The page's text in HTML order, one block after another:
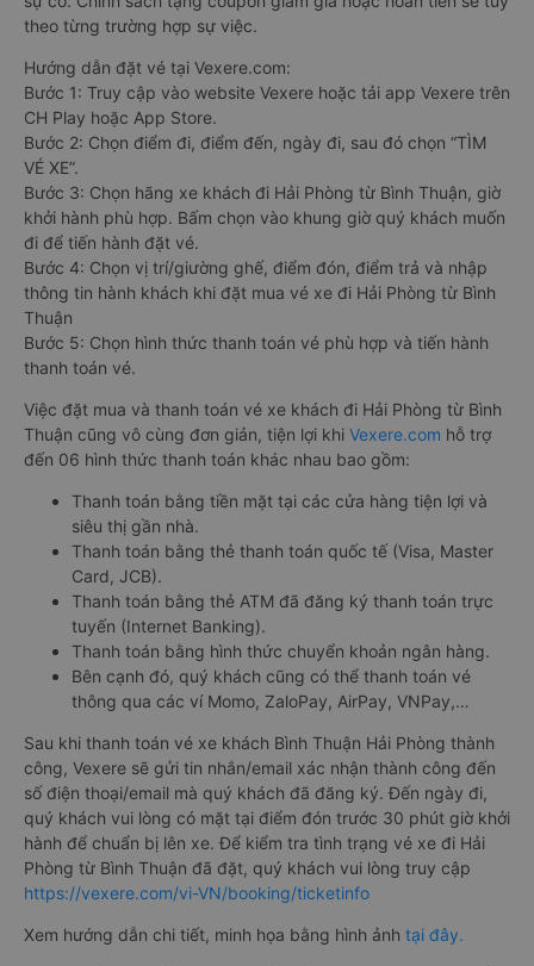
theo từng trường hợp sự việc.
Hướng dẫn đặt vé tại Vexere.com:
Bước 1: Truy cập vào website Vexere hoặc tải app Vexere trên
CH Play hoặc App Store.
Bước 2: Chọn điểm đi, điểm đến, ngày đi, sau đó chọn “TÌM
VÉ XE”.
Bước 3: Chọn hãng xe khách đi Hải Phòng từ Bình Thuận, giờ
khởi hành phù hợp. Bấm chọn vào khung giờ quý khách muốn
đi để tiến hành đặt vé.
Bước 4: Chọn vị trí/giường ghế, điểm đón, điểm trả và nhập
thông tin hành khách khi đặt mua vé xe đi Hải Phòng từ Bình
Thuận
Bước 5: Chọn hình thức thanh toán vé phù hợp và tiến hành
thanh toán vé.
Việc đặt mua và thanh toán vé xe khách đi Hải Phòng từ Bình
Thuận cũng vô cùng đơn giản, tiện lợi khi Vexere.com hỗ trợ
đến 06 hình thức thanh toán khác nhau bao gồm:
Thanh toán bằng tiền mặt tại các cửa hàng tiện lợi và
siêu thị gần nhà.
Thanh toán bằng thẻ thanh toán quốc tế (Visa, Master
Card, JCB).
Thanh toán bằng thẻ ATM đã đăng ký thanh toán trực
tuyến (Internet Banking).
Thanh toán bằng hình thức chuyển khoản ngân hàng.
Bên cạnh đó, quý khách cũng có thể thanh toán vé
thông qua các ví Momo, ZaloPay, AirPay, VNPay,…
Sau khi thanh toán vé xe khách Bình Thuận Hải Phòng thành
công, Vexere sẽ gửi tin nhắn/email xác nhận thành công đến
số điện thoại/email mà quý khách đã đăng ký. Đến ngày đi,
quý khách vui lòng có mặt tại điểm đón trước 30 phút giờ khởi
hành để chuẩn bị lên xe. Để kiểm tra tình trạng vé xe đi Hải
Phòng từ Bình Thuận đã đặt, quý khách vui lòng truy cập
https://vexere.com/vi-VN/booking/ticketinfo
Xem hướng dẫn chi tiết, minh họa bằng hình ảnh tại đây.